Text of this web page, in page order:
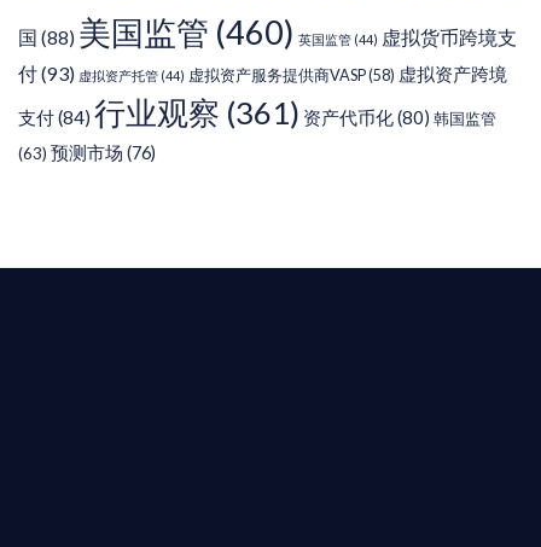
国 (88) 美国监管 (460) 英国监管 (44) 虚拟货币跨境支
付(93) 虚拟资产托管 (44) 虚拟资产服务提供商VASP(58) 虚拟资产跨境
支付(84) 行业观察 (361) 资产代币化(80) 韩国监管
(63) 预测市场 (76)